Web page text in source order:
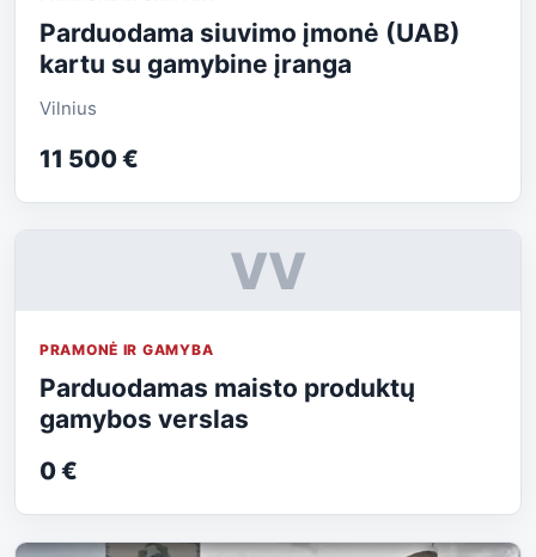
Parduodama siuvimo įmonė (UAB)
kartu su gamybine įranga
Vilnius
11 500 €
VV
PRAMONĖ IR GAMYBA
Parduodamas maisto produktų
gamybos verslas
0 €